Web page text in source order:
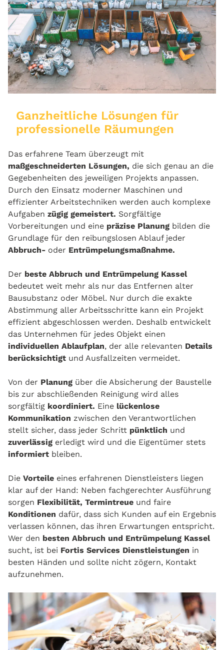
Ganzheitliche Lösungen für
professionelle Räumungen
Das erfahrene Team überzeugt mit
maßgeschneiderten Lösungen, die sich genau an die
Gegebenheiten des jeweiligen Projekts anpassen.
Durch den Einsatz moderner Maschinen und
effizienter Arbeitstechniken werden auch komplexe
Aufgaben zügig gemeistert. Sorgfältige
Vorbereitungen und eine präzise Planung bilden die
Grundlage für den reibungslosen Ablauf jeder
Abbruch- oder Entrümpelungsmaßnahme.
Der beste Abbruch und Entrümpelung Kassel
bedeutet weit mehr als nur das Entfernen alter
Bausubstanz oder Möbel. Nur durch die exakte
Abstimmung aller Arbeitsschritte kann ein Projekt
effizient abgeschlossen werden. Deshalb entwickelt
das Unternehmen für jedes Objekt einen
individuellen Ablaufplan, der alle relevanten Details
berücksichtigt und Ausfallzeiten vermeidet.
Von der Planung über die Absicherung der Baustelle
bis zur abschließenden Reinigung wird alles
sorgfältig koordiniert. Eine lückenlose
Kommunikation zwischen den Verantwortlichen
stellt sicher, dass jeder Schritt pünktlich und
zuverlässig erledigt wird und die Eigentümer stets
informiert bleiben.
Die Vorteile eines erfahrenen Dienstleisters liegen
klar auf der Hand: Neben fachgerechter Ausführung
sorgen Flexibilität, Termintreue und faire
Konditionen dafür, dass sich Kunden auf ein Ergebnis
verlassen können, das ihren Erwartungen entspricht.
Wer den besten Abbruch und Entrümpelung Kassel
sucht, ist bei Fortis Services Dienstleistungen in
besten Händen und sollte nicht zögern, Kontakt
aufzunehmen.